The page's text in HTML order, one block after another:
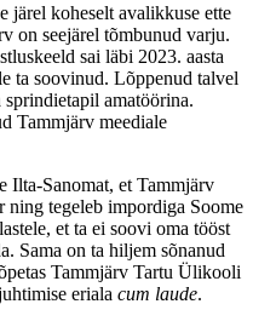
järel koheselt avalikkuse ette
on seejärel tõmbunud varju.
sai läbi 2023. aasta
ta soovinud. Lõppenud talvel
sprindietapil amatöörina.
Tammjärv meediale
Ilta-Sanomat, et Tammjärv
ning tegeleb impordiga Soome
et ta ei soovi oma tööst
Sama on ta hiljem sõnanud
Tammjärv Tartu Ülikooli
eriala cum laude.